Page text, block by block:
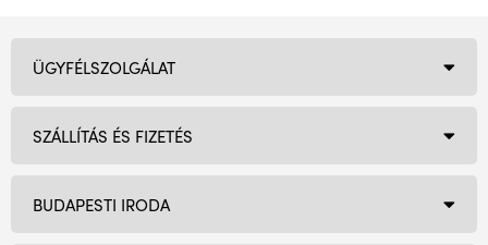
BUDAPESTI IRODA
ÜGYFÉLSZOLGÁLAT
SZÁLLÍTÁS ÉS FIZETÉS